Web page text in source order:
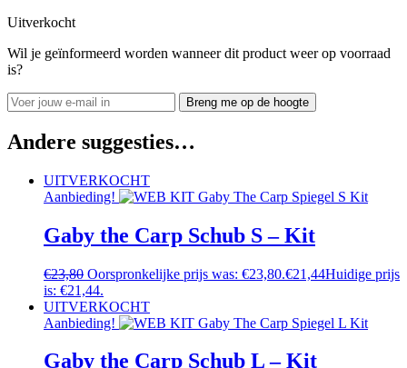
Uitverkocht
Wil je geïnformeerd worden wanneer dit product weer op voorraad
is?
Breng me op de hoogte
Andere suggesties…
UITVERKOCHT
Aanbieding!
Gaby the Carp Schub S – Kit
€23,80 Oorspronkelijke prijs was: €23,80.€21,44Huidige prijs
is: €21,44.
UITVERKOCHT
Aanbieding!
Gaby the Carp Schub L – Kit